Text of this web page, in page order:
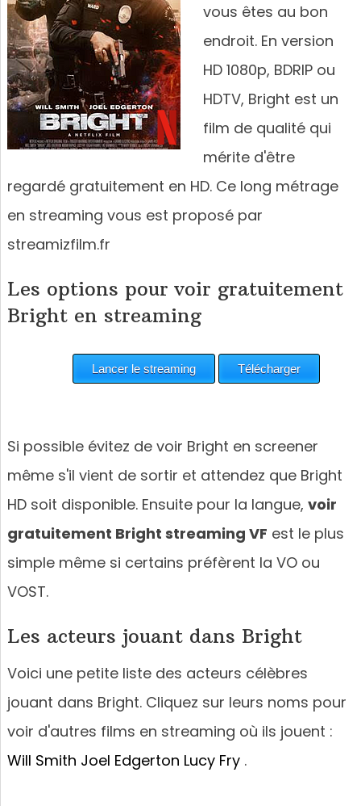
vous êtes au bon
endroit. En version
HD 1080p, BDRIP ou
HDTV, Bright est un
film de qualité qui
mérite d'être
regardé gratuitement en HD. Ce long métrage
en streaming vous est proposé par
streamizfilm.fr
Les options pour voir gratuitement
Bright en streaming
Si possible évitez de voir Bright en screener
même s'il vient de sortir et attendez que Bright
HD soit disponible. Ensuite pour la langue, voir
gratuitement Bright streaming VF est le plus
simple même si certains préfèrent la VO ou
VOST.
Les acteurs jouant dans Bright
Voici une petite liste des acteurs célèbres
jouant dans Bright. Cliquez sur leurs noms pour
voir d'autres films en streaming où ils jouent :
Will Smith Joel Edgerton Lucy Fry.